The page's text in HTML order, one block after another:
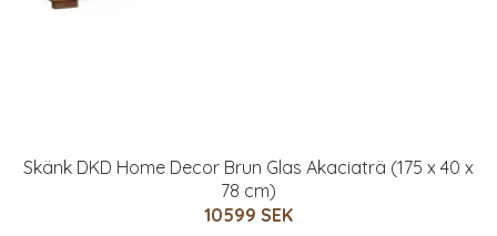
Skänk DKD Home Decor Brun Glas Akaciaträ (175 x 40 x
78 cm)
10599 SEK